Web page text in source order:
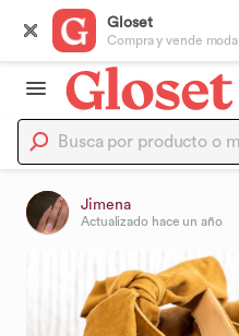
Gloset
Compra y vende moda
Jimena
Actualizado hace un año